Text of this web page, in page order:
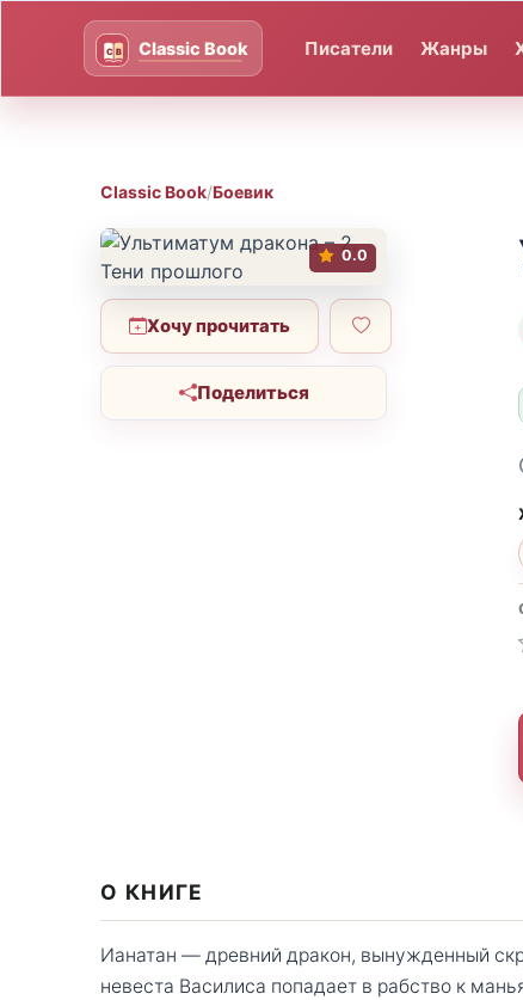
Писатели Жанры
Classic Book/Боевик
0.0
Хочу прочитать
Поделиться
О КНИГЕ
Ианатан — древний дракон, вынужденный
невеста Василиса попадает в рабство к